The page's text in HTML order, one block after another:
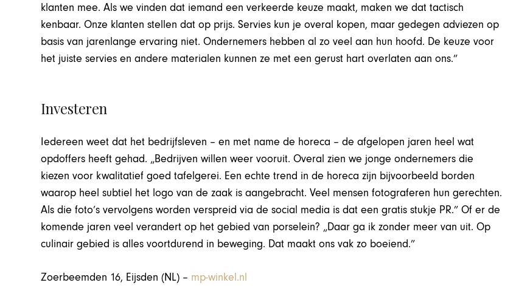
klanten mee. Als we vinden dat iemand een verkeerde keuze maakt, maken we dat tactisch
kenbaar. Onze klanten stellen dat op prijs. Servies kun je overal kopen, maar gedegen adviezen op
basis van jarenlange ervaring niet. Ondernemers hebben al zo veel aan hun hoofd. De keuze voor
het juiste servies en andere materialen kunnen ze met een gerust hart overlaten aan ons.”
Investeren
Iedereen weet dat het bedrijfsleven – en met name de horeca – de afgelopen jaren heel wat
opdoffers heeft gehad. „Bedrijven willen weer vooruit. Overal zien we jonge ondernemers die
kiezen voor kwalitatief goed tafelgerei. Een echte trend in de horeca zijn bijvoorbeeld borden
waarop heel subtiel het logo van de zaak is aangebracht. Veel mensen fotograferen hun gerechten.
Als die foto’s vervolgens worden verspreid via de social media is dat een gratis stukje PR.” Of er de
komende jaren veel verandert op het gebied van porselein? „Daar ga ik zonder meer van uit. Op
culinair gebied is alles voortdurend in beweging. Dat maakt ons vak zo boeiend.”
Zoerbeemden 16, Eijsden (NL) – mp-winkel.nl